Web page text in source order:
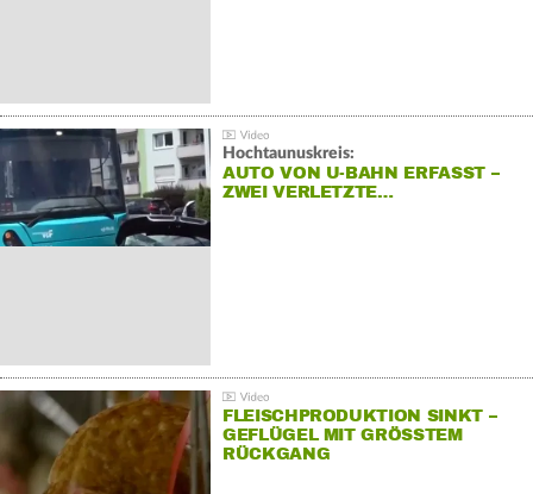
Hochtaunuskreis:
AUTO VON U-BAHN ERFASST –
ZWEI VERLETZTE…
FLEISCHPRODUKTION SINKT –
GEFLÜGEL MIT GRÖSSTEM R
ÜCKGANG